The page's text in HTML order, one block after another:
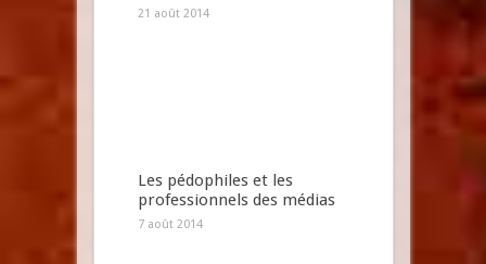
21 août 2014
Les pédophiles et les
professionnels des médias
7 août 2014